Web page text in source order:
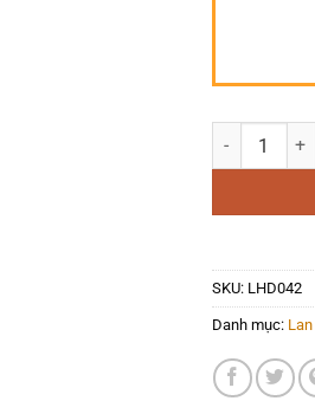
Lan Hồ Điệp
SKU: LHD042
Danh mục: